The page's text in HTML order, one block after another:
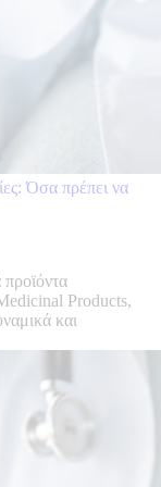
Όσα πρέπει να
προϊόντα
Products,
και